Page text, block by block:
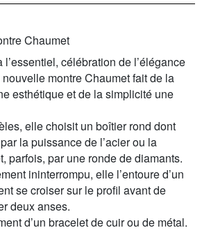
Chaumet
célébration de l’élégance
montre Chaumet fait de la
esthétique et de la simplicité une
elle choisit un boîtier rond dont
la puissance de l’acier ou la
parfois, par une ronde de diamants.
ininterrompu, elle l’entoure d’un
se croiser sur le profil avant de
deux anses.
d’un bracelet de cuir ou de métal.